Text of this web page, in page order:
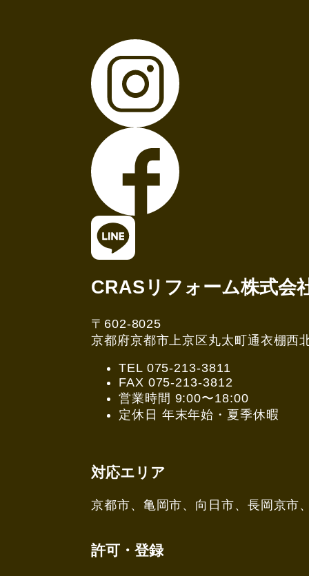
CRASリフォーム株式会
〒602-8025
京都府京都市上京区丸太町通衣棚西
TEL 075-213-3811
FAX 075-213-3812
営業時間 9:00〜18:00
定休日 年末年始・夏季休暇
対応エリア
京都市、亀岡市、向日市、長岡京市
許可・登録